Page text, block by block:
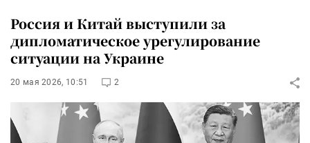
Россия и Китай выступили за
дипломатическое урегулирование
ситуации на Украине
20 мая 2026, 10:51 2